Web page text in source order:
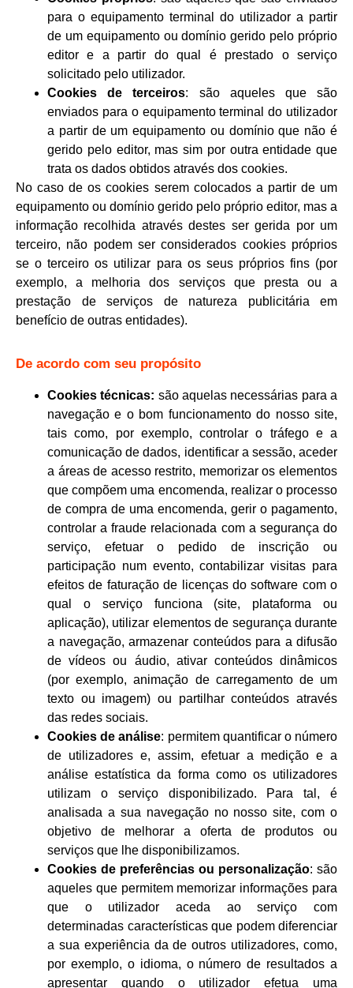
para o equipamento terminal do utilizador a partir
de um equipamento ou domínio gerido pelo próprio
editor e a partir do qual é prestado o serviço
solicitado pelo utilizador.
Cookies de terceiros: são aqueles que são
enviados para o equipamento terminal do utilizador
a partir de um equipamento ou domínio que não é
gerido pelo editor, mas sim por outra entidade que
trata os dados obtidos através dos cookies.
No caso de os cookies serem colocados a partir de um
equipamento ou domínio gerido pelo próprio editor, mas a
informação recolhida através destes ser gerida por um
terceiro, não podem ser considerados cookies próprios
se o terceiro os utilizar para os seus próprios fins (por
exemplo, a melhoria dos serviços que presta ou a
prestação de serviços de natureza publicitária em
benefício de outras entidades).
De acordo com seu propósito
Cookies técnicas: são aquelas necessárias para a
navegação e o bom funcionamento do nosso site,
tais como, por exemplo, controlar o tráfego e a
comunicação de dados, identificar a sessão, aceder
a áreas de acesso restrito, memorizar os elementos
que compõem uma encomenda, realizar o processo
de compra de uma encomenda, gerir o pagamento,
controlar a fraude relacionada com a segurança do
serviço, efetuar o pedido de inscrição ou
participação num evento, contabilizar visitas para
efeitos de faturação de licenças do software com o
qual o serviço funciona (site, plataforma ou
aplicação), utilizar elementos de segurança durante
a navegação, armazenar conteúdos para a difusão
de vídeos ou áudio, ativar conteúdos dinâmicos
(por exemplo, animação de carregamento de um
texto ou imagem) ou partilhar conteúdos através
das redes sociais.
Cookies de análise: permitem quantificar o número
de utilizadores e, assim, efetuar a medição e a
análise estatística da forma como os utilizadores
utilizam o serviço disponibilizado. Para tal, é
analisada a sua navegação no nosso site, com o
objetivo de melhorar a oferta de produtos ou
serviços que lhe disponibilizamos.
Cookies de preferências ou personalização: são
aqueles que permitem memorizar informações para
que o utilizador aceda ao serviço com
determinadas características que podem diferenciar
a sua experiência da de outros utilizadores, como,
por exemplo, o idioma, o número de resultados a
apresentar quando o utilizador efetua uma